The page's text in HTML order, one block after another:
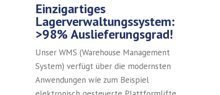
Einzigartiges
Lagerverwaltungssystem:
>98% Auslieferungsgrad!
Unser WMS (Warehouse Management
System) verfügt über die modernsten
Anwendungen wie zum Beispiel